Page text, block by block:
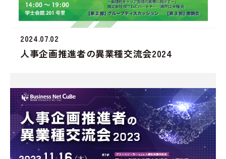
2024.07.02
人事企画推進者の異業種交流会2024